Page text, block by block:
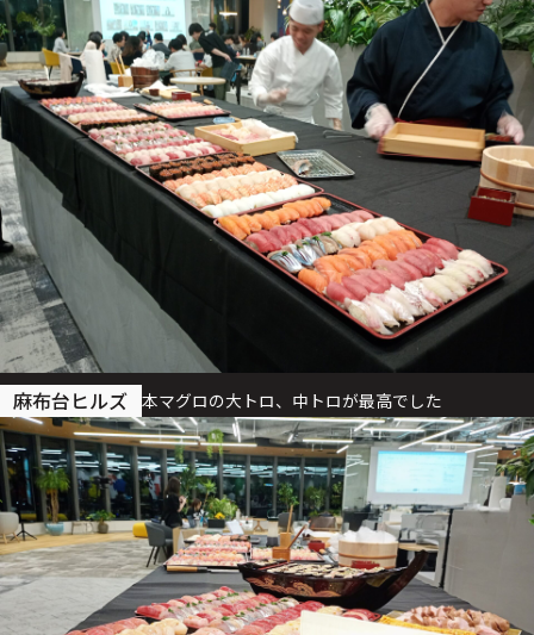
麻布台ヒルズ 本マグロの大トロ、中トロが最高でした